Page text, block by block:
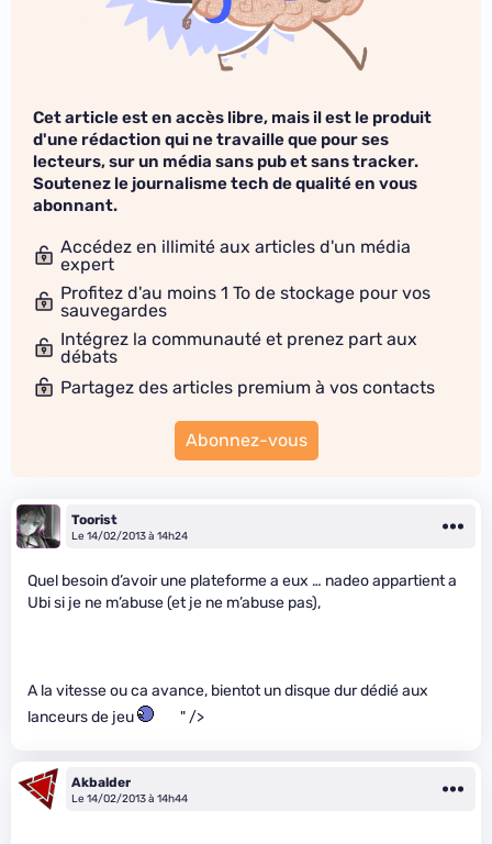
Cet article est en accès libre, mais il est le produit
d'une rédaction qui ne travaille que pour ses
lecteurs, sur un média sans pub et sans tracker.
Soutenez le journalisme tech de qualité en vous
abonnant.
Accédez en illimité aux articles d'un média
expert
Profitez d'au moins 1 To de stockage pour vos
sauvegardes
Intégrez la communauté et prenez part aux
débats
Partagez des articles premium à vos contacts
Abonnez-vous
Toorist
Le 14/02/2013 à 14h24
Quel besoin d’avoir une plateforme a eux … nadeo appartient a
Ubi si je ne m’abuse (et je ne m’abuse pas),
A la vitesse ou ca avance, bientot un disque dur dédié aux
lanceurs de jeu
" />
Akbalder
Le 14/02/2013 à 14h44